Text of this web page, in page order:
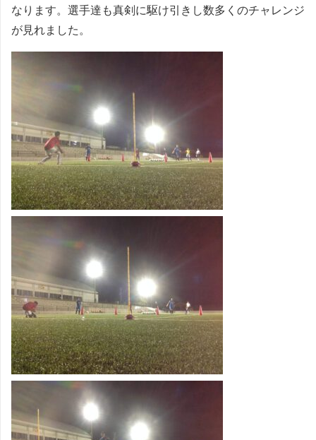
なります。選手達も真剣に駆け引きし数多くのチャレンジ
が見れました。